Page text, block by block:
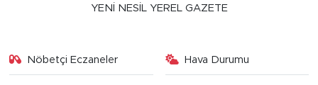
YENİ NESİL YEREL GAZETE
Nöbetçi Eczaneler Hava Durumu